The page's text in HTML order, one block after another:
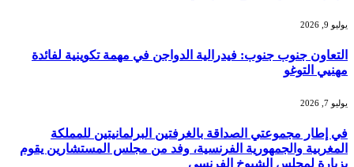
يوليو 9, 2026
التعاون جنوب جنوب: فيدرالية الدواجن في مهمة تكوينية لفائدة
مهنيي التوغو
يوليو 7, 2026
في إطار مجموعتي الصداقة بالغرفتين البرلمانيتين للمملكة
المغربية والجمهورية الفرنسية، وفد من مجلس المستشارين يقوم
بزيارة لمجلس الشيوخ الفرنسي